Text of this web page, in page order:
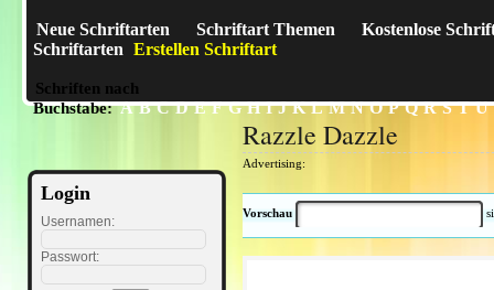
Neue Schriftarten Schriftart Themen
Kostenlose
Schriftarten Erstellen Schriftart
Schriften nach
Buchstabe:A B C D E F G H I J K L M N O P Q R S T U
Login
Usernamen:
Passwort:
Razzle Dazzle
Advertising:
Vorschau